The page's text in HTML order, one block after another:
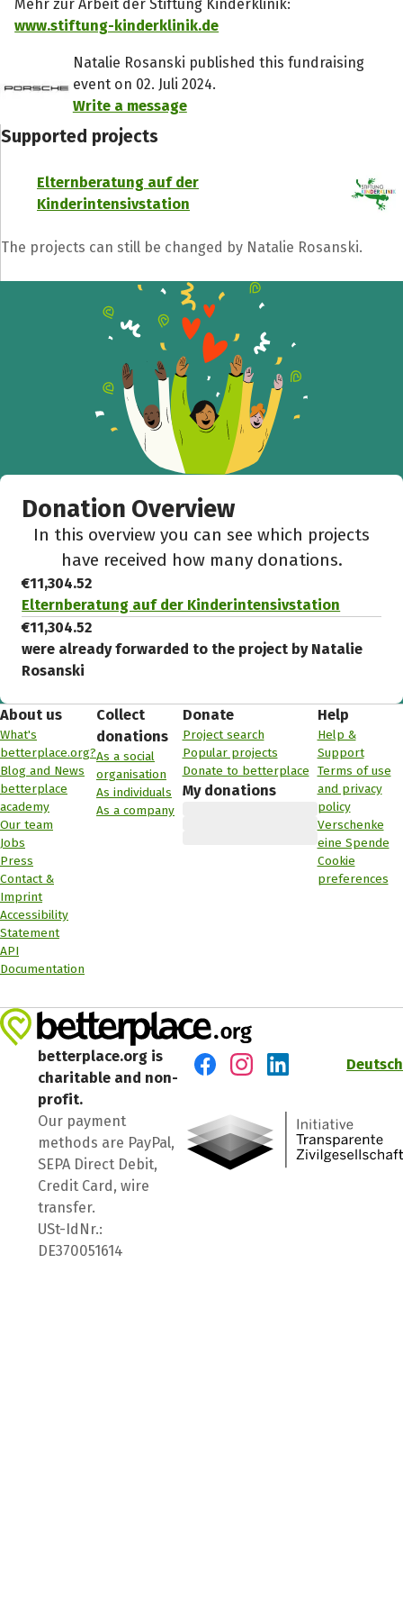
Mehr zur Arbeit der Stiftung Kinderklinik:
www.stiftung-kinderklinik.de
Natalie Rosanski published this fundraising
event on 02. Juli 2024.
Write a message
Supported projects
Elternberatung auf der
Kinderintensivstation
The projects can still be changed by Natalie Rosanski.
Donation Overview
In this overview you can see which projects
have received how many donations.
€11,304.52
Elternberatung auf der Kinderintensivstation
€11,304.52
were already forwarded to the project by Natalie
Rosanski
About us
What's
betterplace.org?
Blog and News
betterplace
academy
Our team
Jobs
Press
Contact &
Imprint
Accessibility
Statement
API
Documentation
Collect
donations
As a social
organisation
As individuals
As a company
Donate
Project search
Popular projects
Donate to betterplace
My donations
Help
Help &
Support
Terms of use
and privacy
policy
Verschenke
eine Spende
Cookie
preferences
betterplace.org is
charitable and non-
profit.
Our payment
methods are PayPal,
SEPA Direct Debit,
Credit Card, wire
transfer.
USt-IdNr.:
DE370051614
Deutsch